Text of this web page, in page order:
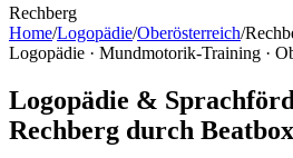
Rechberg
Home/Logopädie/Oberösterreich/
Logopädie · Mundmotorik-Training ·
Logopädie &
Rechberg durch